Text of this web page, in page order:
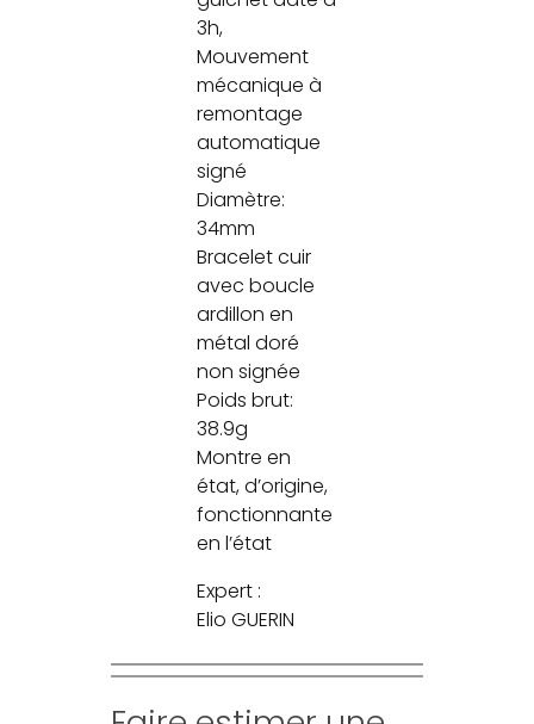
3h,
Mouvement
mécanique à
remontage
automatique
signé
Diamètre:
34mm
Bracelet cuir
avec boucle
ardillon en
métal doré
non signée
Poids brut:
38.9g
Montre en
état, d’origine,
fonctionnante
en l’état
Expert :
Elio GUERIN